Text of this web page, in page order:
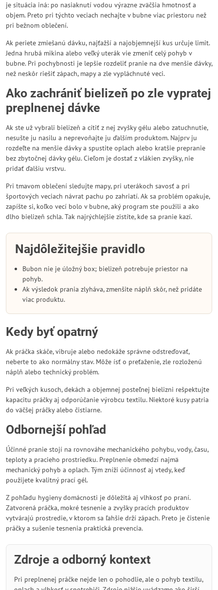
je situácia iná: po nasiaknutí vodou výrazne zväčšia hmotnosť a
objem. Preto pri týchto veciach nechajte v bubne viac priestoru než
pri bežnom oblečení.
Ak periete zmiešanú dávku, najťažší a najobjemnejší kus určuje limit.
Jedna hrubá mikina alebo veľký uterák vie zmeniť celý pohyb v
bubne. Pri pochybnosti je lepšie rozdeliť pranie na dve menšie dávky,
než neskôr riešiť zápach, mapy a zle vypláchnuté veci.
Ako zachrániť bielizeň po zle vypratej
preplnenej dávke
Ak ste už vybrali bielizeň a cítiť z nej zvyšky gélu alebo zatuchnutie,
nesušte ju nasilu a neprevoňajte ju ďalším produktom. Najprv ju
rozdeľte na menšie dávky a spustite oplach alebo kratšie prepranie
bez zbytočnej dávky gélu. Cieľom je dostať z vlákien zvyšky, nie
pridať ďalšiu vrstvu.
Pri tmavom oblečení sledujte mapy, pri uterákoch savosť a pri
športových veciach návrat pachu po zahriatí. Ak sa problém opakuje,
zapíšte si, koľko vecí bolo v bubne, aký program ste použili a ako
dlho bielizeň schla. Tak najrýchlejšie zistíte, kde sa pranie kazí.
Najdôležitejšie pravidlo
Bubon nie je úložný box; bielizeň potrebuje priestor na
pohyb.
Ak výsledok prania zlyháva, zmenšite náplň skôr, než pridáte
viac produktu.
Kedy byť opatrný
Ak práčka skáče, vibruje alebo nedokáže správne odstreďovať,
neberte to ako normálny stav. Môže ísť o preťaženie, zle rozloženú
náplň alebo technický problém.
Pri veľkých kusoch, dekách a objemnej posteľnej bielizni rešpektujte
kapacitu práčky aj odporúčanie výrobcu textilu. Niektoré kusy patria
do väčšej práčky alebo čistiarne.
Odbornejší pohľad
Účinné pranie stojí na rovnováhe mechanického pohybu, vody, času,
teploty a pracieho prostriedku. Preplnenie obmedzí najmä
mechanický pohyb a oplach. Tým zníži účinnosť aj vtedy, keď
použijete kvalitný prací gél.
Z pohľadu hygieny domácnosti je dôležitá aj vlhkosť po praní.
Zatvorená práčka, mokré tesnenie a zvyšky pracích produktov
vytvárajú prostredie, v ktorom sa ľahšie drží zápach. Preto je čistenie
práčky a sušenie tesnenia praktická prevencia.
Zdroje a odborný kontext
Pri preplnenej práčke nejde len o pohodlie, ale o pohyb textilu,